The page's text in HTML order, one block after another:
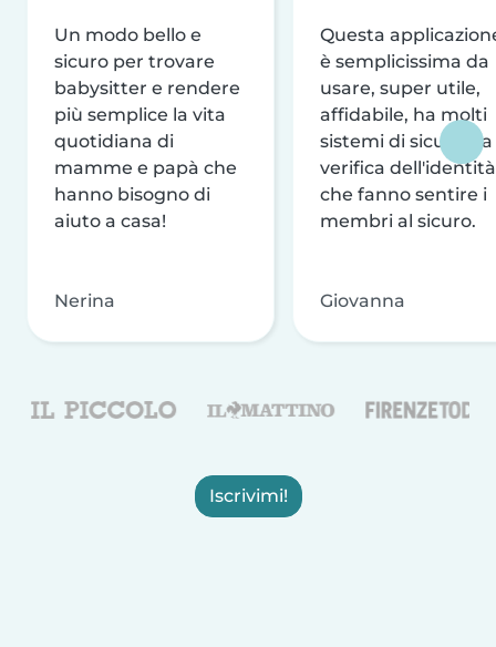
Un modo bello e
sicuro per trovare
babysitter e rendere
più semplice la vita
quotidiana di
mamme e papà che
hanno bisogno di
aiuto a casa!
Nerina
Questa
è semplicissima da
usare, super utile,
affidabile, ha molti
sistemi di sicurezza
verifica dell'identità
che fanno sentire i
membri al sicuro.
Giovanna
Iscrivimi!